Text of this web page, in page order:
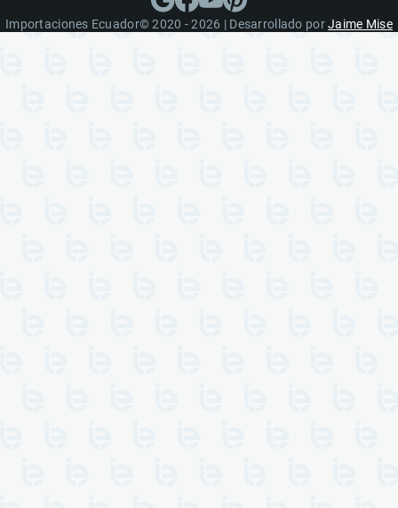
Importaciones Ecuador© 2020 - 2026 | Desarrollado porJaime Mise